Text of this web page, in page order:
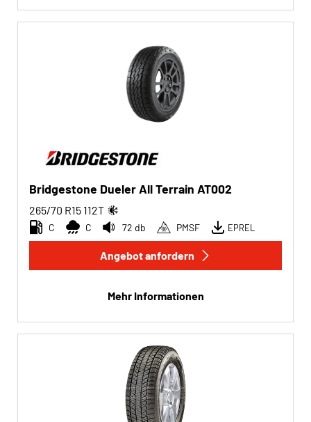
Bridgestone Dueler All Terrain AT002
265/70 R15 112T
C C 72 db PMSF EPREL
Angebot anfordern
Mehr Informationen